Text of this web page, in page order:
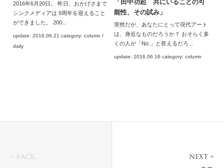
2016年6月20日。 昨日、おかげさまで
シンクメディアは 9周年を迎えること
ができました。 200...
update: 2016.06.21 category: column /
daily
「田中功起 共にいることの可
能性、その試み」
突然だが、あなたにとって現代アート
は、身近なものだろうか？ おそらく多
くの人が「No.」と答えるだろ...
update: 2016.06.16 category: column
« BACK NEXT »